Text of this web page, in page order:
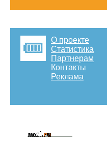
О проекте
Статистика
Партнерам
Контакты
Реклама